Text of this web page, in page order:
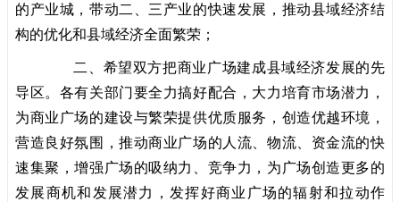
的产业城，带动二、三产业的快速发展，推动县域经济结
构的优化和县域经济全面繁荣；
二、希望双方把商业广场建成县域经济发展的先
导区。各有关部门要全力搞好配合，大力培育市场潜力，
为商业广场的建设与繁荣提供优质服务，创造优越环境，
营造良好氛围，推动商业广场的人流、物流、资金流的快
速集聚，增强广场的吸纳力、竞争力，为广场创造更多的
发展商机和发展潜力，发挥好商业广场的辐射和拉动作